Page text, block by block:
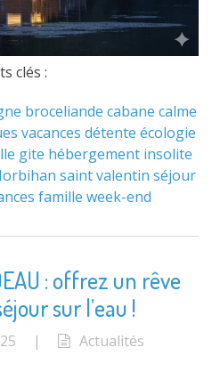
clés :
broceliande cabane calme
vacances détente écologie
gite hébergement insolite
saint valentin séjour
famille week-end
: offrez un rêve
sur l’eau !
| Actualités